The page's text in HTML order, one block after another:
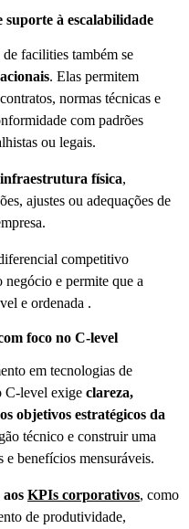
suporte à escalabilidade
facilities também se
. Elas permitem
normas técnicas e
com padrões
ou legais.
física,
ajustes ou adequações de
competitivo
e permite que a
e ordenada .
foco no C-level
em tecnologias de
C-level exige clareza,
objetivos estratégicos da
técnico e construir uma
e benefícios mensuráveis.
KPIs corporativos, como
de produtividade,